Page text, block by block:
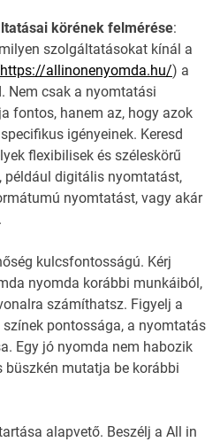
körének felmérése:
szolgáltatásokat kínál a
https://allinonenyomda.hu/) a
Nem csak a nyomtatási
fontos, hanem az, hogy azok
igényeinek. Keresd
flexibilisek és széleskörű
digitális nyomtatást,
nyomtatást, vagy akár
kulcsfontosságú. Kérj
nyomda korábbi munkáiból,
számíthatsz. Figyelj a
pontossága, a nyomtatás
Egy jó nyomda nem habozik
büszkén mutatja be korábbi
alapvető. Beszélj a All in